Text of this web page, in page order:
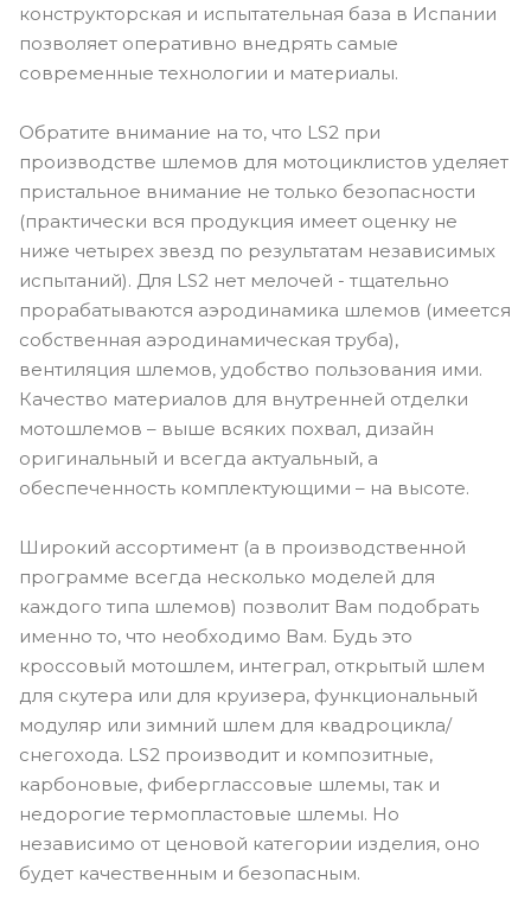
конструкторская и испытательная база в Испании
позволяет оперативно внедрять самые
современные технологии и материалы.
Обратите внимание на то, что LS2 при
производстве шлемов для мотоциклистов уделяет
пристальное внимание не только безопасности
(практически вся продукция имеет оценку не
ниже четырех звезд по результатам независимых
испытаний). Для LS2 нет мелочей - тщательно
прорабатываются аэродинамика шлемов (имеется
собственная аэродинамическая труба),
вентиляция шлемов, удобство пользования ими.
Качество материалов для внутренней отделки
мотошлемов – выше всяких похвал, дизайн
оригинальный и всегда актуальный, а
обеспеченность комплектующими – на высоте.
Широкий ассортимент (а в производственной
программе всегда несколько моделей для
каждого типа шлемов) позволит Вам подобрать
именно то, что необходимо Вам. Будь это
кроссовый мотошлем, интеграл, открытый шлем
для скутера или для круизера, функциональный
модуляр или зимний шлем для квадроцикла/
снегохода. LS2 производит и композитные,
карбоновые, фиберглассовые шлемы, так и
недорогие термопластовые шлемы. Но
независимо от ценовой категории изделия, оно
будет качественным и безопасным.